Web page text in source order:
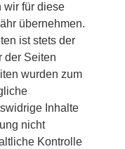
wir für diese
übernehmen.
ist stets der
der Seiten
wurden zum
Inhalte
nicht
Kontrolle